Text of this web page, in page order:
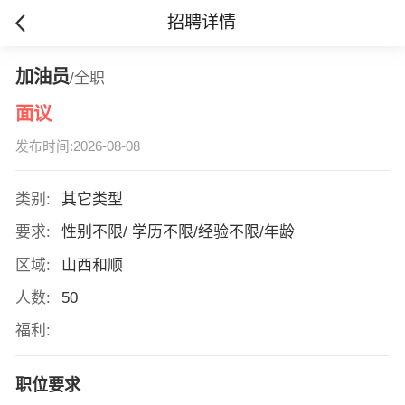
招聘详情
加油员/全职
面议
发布时间:2026-08-08
类别:
其它类型
要求:
性别不限/ 学历不限/经验不限/年龄
区域:
山西和顺
人数:
50
福利:
职位要求